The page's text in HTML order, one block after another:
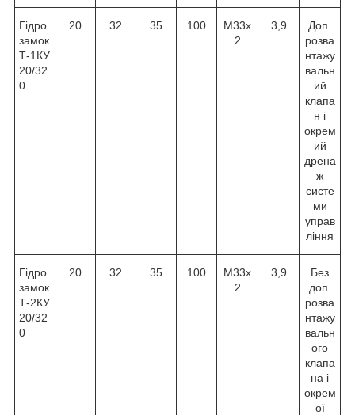
Гідро
замок
Т-1КУ
20/32
0
20 32 35 100
М33х
2
3,9
Доп.
розва
нтажу
вальн
ий
клапа
н і
окрем
ий
дрена
ж
систе
ми
управ
ління
Гідро
замок
Т-2КУ
20/32
0
20 32 35 100
М33х
2
3,9
Без
доп.
розва
нтажу
вальн
ого
клапа
на і
окрем
ої